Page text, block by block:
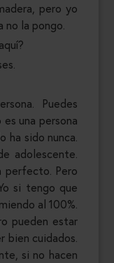
pero yo
la pongo.
Puedes
una persona
sido nunca.
adolescente.
perfecto. Pero
si tengo que
al 100%.
pueden estar
bien cuidados.
si no hacen